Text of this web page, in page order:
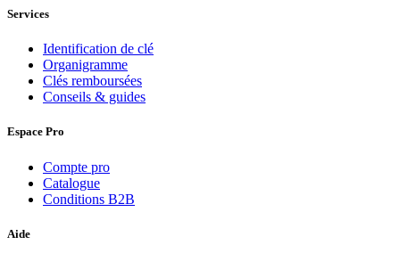
Services
Identification de clé
Organigramme
Clés remboursées
Conseils & guides
Espace Pro
Compte pro
Catalogue
Conditions B2B
Aide